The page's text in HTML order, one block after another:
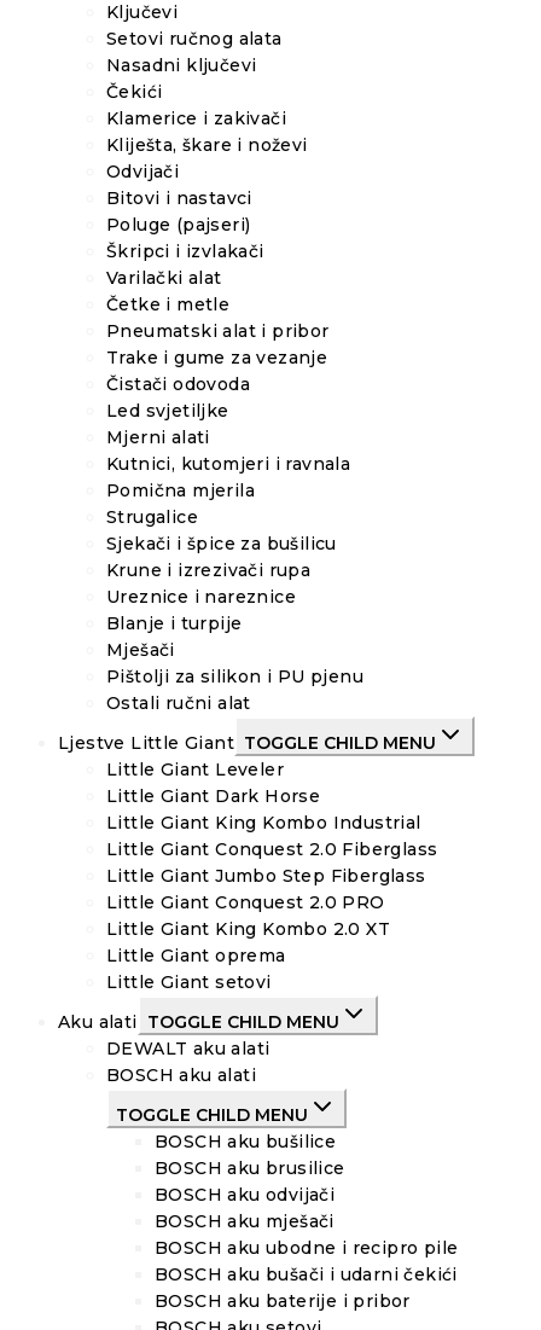
Ključevi
Setovi ručnog alata
Nasadni ključevi
Čekići
Klamerice i zakivači
Kliješta, škare i noževi
Odvijači
Bitovi i nastavci
Poluge (pajseri)
Škripci i izvlakači
Varilački alat
Četke i metle
Pneumatski alat i pribor
Trake i gume za vezanje
Čistači odovoda
Led svjetiljke
Mjerni alati
Kutnici, kutomjeri i ravnala
Pomična mjerila
Strugalice
Sjekači i špice za bušilicu
Krune i izrezivači rupa
Ureznice i nareznice
Blanje i turpije
Mješači
Pištolji za silikon i PU pjenu
Ostali ručni alat
Ljestve Little Giant TOGGLE CHILD MENU
Little Giant Leveler
Little Giant Dark Horse
Little Giant King Kombo Industrial
Little Giant Conquest 2.0 Fiberglass
Little Giant Jumbo Step Fiberglass
Little Giant Conquest 2.0 PRO
Little Giant King Kombo 2.0 XT
Little Giant oprema
Little Giant setovi
Aku alati TOGGLE CHILD MENU
DEWALT aku alati
BOSCH aku alati
TOGGLE CHILD MENU
BOSCH aku bušilice
BOSCH aku brusilice
BOSCH aku odvijači
BOSCH aku mješači
BOSCH aku ubodne i recipro pile
BOSCH aku bušači i udarni čekići
BOSCH aku baterije i pribor